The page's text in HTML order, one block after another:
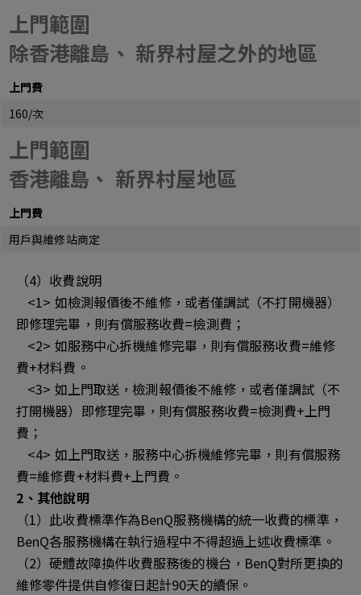
上門範圍
除香港離島、 新界村屋之外的地區
上門費
160/次
上門範圍
香港離島、 新界村屋地區
上門費
用戶與維修站商定
（4）收費說明
<1> 如檢測報價後不維修，或者僅調試（不打開機器）
即修理完畢，則有償服務收費=檢測費；
<2> 如服務中心拆機維修完畢，則有償服務收費=維修
費+材料費。
<3> 如上門取送，檢測報價後不維修，或者僅調試（不
打開機器）即修理完畢，則有償服務收費=檢測費+上門
費；
<4> 如上門取送，服務中心拆機維修完畢，則有償服務
費=維修費+材料費+上門費。
2、其他說明
（1）此收費標準作為BenQ服務機構的統一收費的標準，
BenQ各服務機構在執行過程中不得超過上述收費標準。
（2）硬體故障換件收費服務後的機台，BenQ對所更換的
維修零件提供自修復日起計90天的續保。